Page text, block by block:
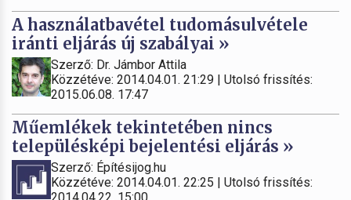
A használatbavétel tudomásulvétele
iránti eljárás új szabályai »
Szerző: Dr. Jámbor Attila
Közzétéve: 2014.04.01. 21:29 | Utolsó frissítés:
2015.06.08. 17:47
Műemlékek tekintetében nincs
településképi bejelentési eljárás »
Szerző: Építésijog.hu
Közzétéve: 2014.04.01. 22:25 | Utolsó frissítés:
2014.04.22. 15:00